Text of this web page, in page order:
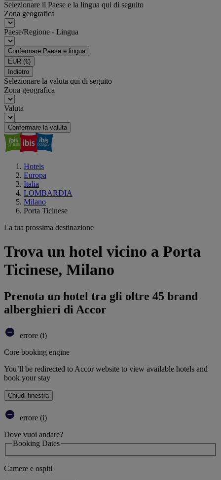
Selezionare il Paese e la lingua qui di seguito
Zona geografica
Paese/Regione - Lingua
Confermare Paese e lingua
EUR (€)
Indietro
Selezionare la valuta qui di seguito
Zona geografica
Valuta
Confermare la valuta
Hotels
Europa
Italia
LOMBARDIA
Milano
Porta Ticinese
La tua prossima destinazione
Trova un hotel vicino a Porta
Ticinese, Milano
Prenota un hotel tra gli oltre 45 brand
alberghieri di Accor
errore (i)
Core booking engine
You’ll be redirected to Accor website to view available hotels and
book your stay
Chiudi finestra
errore (i)
Dove vuoi andare?
Booking Dates
Camere e ospiti